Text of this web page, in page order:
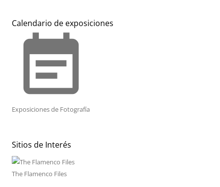
Calendario de exposiciones
event_note
Exposiciones de Fotografía
Sitios de Interés
The Flamenco Files